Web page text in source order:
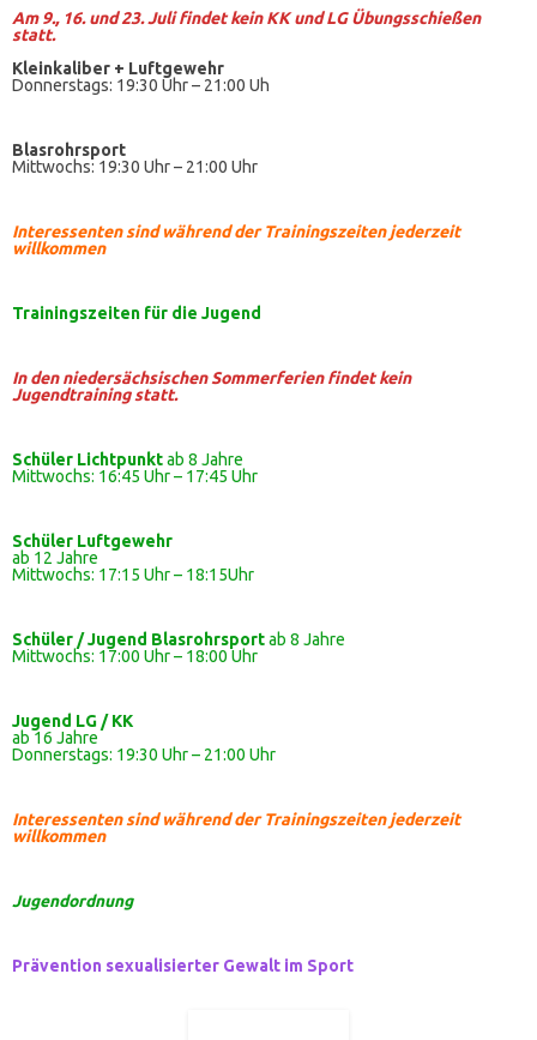
Am 9., 16. und 23. Juli findet kein KK und LG Übungsschießen
statt.
Kleinkaliber + Luftgewehr
Donnerstags: 19:30 Uhr – 21:00 Uh
Blasrohrsport
Mittwochs: 19:30 Uhr – 21:00 Uhr
Interessenten sind während der Trainingszeiten jederzeit
willkommen
Trainingszeiten für die Jugend
In den niedersächsischen Sommerferien findet kein
Jugendtraining statt.
Schüler Lichtpunktab 8 Jahre
Mittwochs: 16:45 Uhr – 17:45 Uhr
Schüler Luftgewehr
ab 12 Jahre
Mittwochs: 17:15 Uhr – 18:15Uhr
Schüler / Jugend Blasrohrsportab 8 Jahre
Mittwochs: 17:00 Uhr – 18:00 Uhr
Jugend LG / KK
ab 16 Jahre
Donnerstags: 19:30 Uhr – 21:00 Uhr
Interessenten sind während der Trainingszeiten jederzeit
willkommen
Jugendordnung
Prävention sexualisierter Gewalt im Sport